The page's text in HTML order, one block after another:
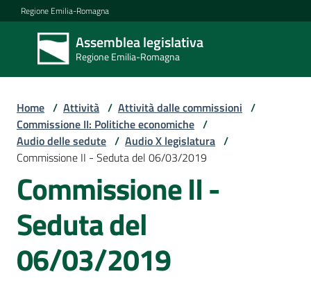
Vai al contenuto
Vai alla navigazione
Vai al footer
Regione Emilia-Romagna
Assemblea legislativa
Regione Emilia-Romagna
Assemblea
legislativa
Regione Emilia-
Assemblea
Attività
Argomenti
Home / Attività / Attività dalle commissioni /
Commissione II: Politiche economiche /
Audio delle sedute / Audio X legislatura /
Commissione II - Seduta del 06/03/2019
Commissione II -
Seduta del
06/03/2019